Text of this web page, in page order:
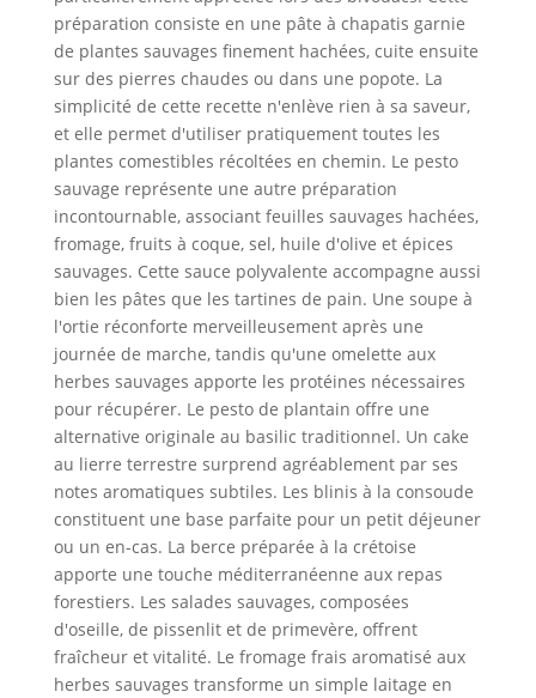
préparation consiste en une pâte à chapatis garnie
de plantes sauvages finement hachées, cuite ensuite
sur des pierres chaudes ou dans une popote. La
simplicité de cette recette n'enlève rien à sa saveur,
et elle permet d'utiliser pratiquement toutes les
plantes comestibles récoltées en chemin. Le pesto
sauvage représente une autre préparation
incontournable, associant feuilles sauvages hachées,
fromage, fruits à coque, sel, huile d'olive et épices
sauvages. Cette sauce polyvalente accompagne aussi
bien les pâtes que les tartines de pain. Une soupe à
l'ortie réconforte merveilleusement après une
journée de marche, tandis qu'une omelette aux
herbes sauvages apporte les protéines nécessaires
pour récupérer. Le pesto de plantain offre une
alternative originale au basilic traditionnel. Un cake
au lierre terrestre surprend agréablement par ses
notes aromatiques subtiles. Les blinis à la consoude
constituent une base parfaite pour un petit déjeuner
ou un en-cas. La berce préparée à la crétoise
apporte une touche méditerranéenne aux repas
forestiers. Les salades sauvages, composées
d'oseille, de pissenlit et de primevère, offrent
fraîcheur et vitalité. Le fromage frais aromatisé aux
herbes sauvages transforme un simple laitage en